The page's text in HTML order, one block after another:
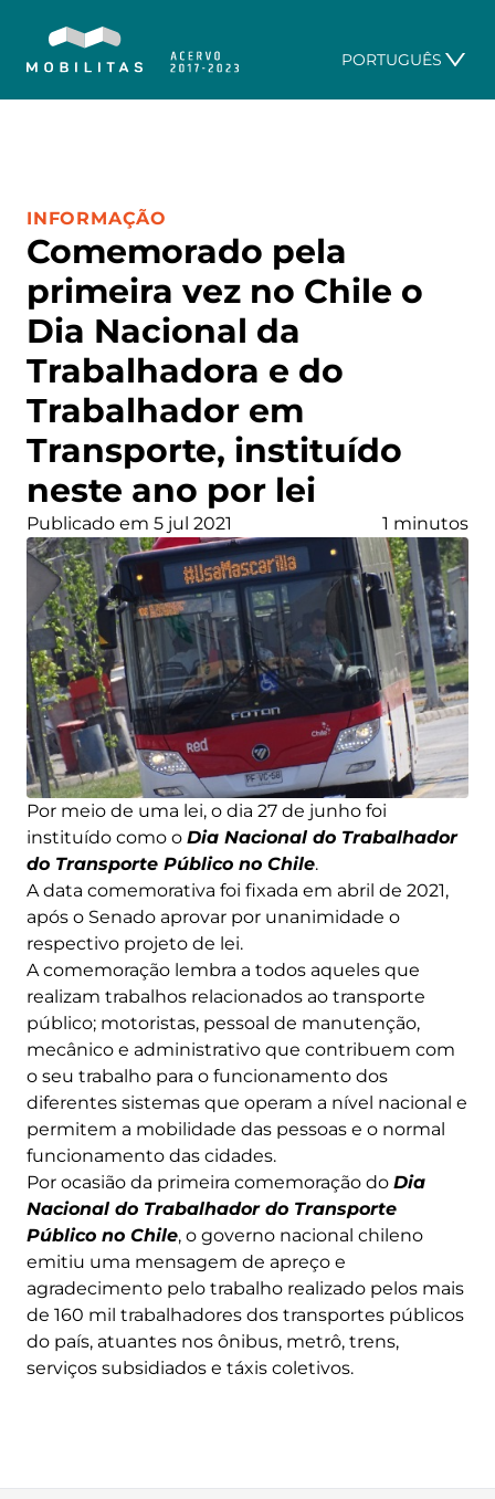
PORTUGUÊS
Comemorado pela
primeira vez no Chile o
Dia Nacional da
Trabalhadora e do
Trabalhador em
Transporte, instituído
neste ano por lei
CATEGORIA:
INFORMAÇÃO
Publicado em 5 jul 2021 1 minutos
Por meio de uma lei, o dia 27 de junho foi
instituído como o Dia Nacional do Trabalhador
do Transporte Público no Chile.
A data comemorativa foi fixada em abril de 2021,
após o Senado aprovar por unanimidade o
respectivo projeto de lei.
A comemoração lembra a todos aqueles que
realizam trabalhos relacionados ao transporte
público; motoristas, pessoal de manutenção,
mecânico e administrativo que contribuem com
o seu trabalho para o funcionamento dos
diferentes sistemas que operam a nível nacional e
permitem a mobilidade das pessoas e o normal
funcionamento das cidades.
Por ocasião da primeira comemoração do Dia
Nacional do Trabalhador do Transporte
Público no Chile, o governo nacional chileno
emitiu uma mensagem de apreço e
agradecimento pelo trabalho realizado pelos mais
de 160 mil trabalhadores dos transportes públicos
do país, atuantes nos ônibus, metrô, trens,
serviços subsidiados e táxis coletivos.